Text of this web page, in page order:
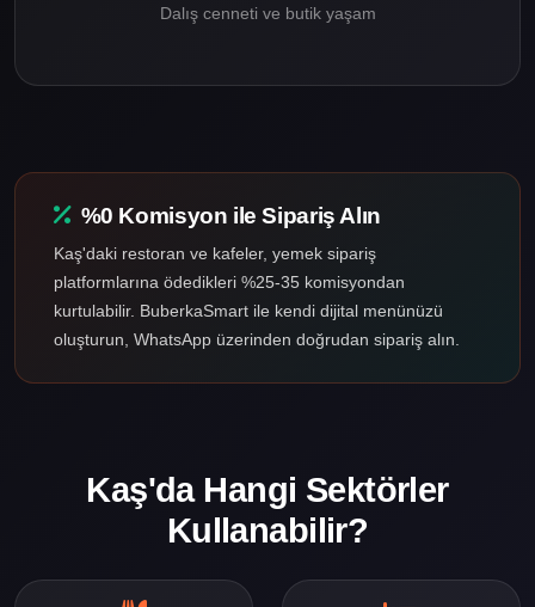
Dalış cenneti ve butik yaşam
%0 Komisyon ile Sipariş Alın
Kaş'daki restoran ve kafeler, yemek sipariş
platformlarına ödedikleri %25-35 komisyondan
kurtulabilir. BuberkaSmart ile kendi dijital menünüzü
oluşturun, WhatsApp üzerinden doğrudan sipariş alın.
Kaş'da Hangi Sektörler
Kullanabilir?